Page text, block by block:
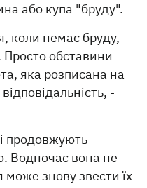
або купа "бруду".
коли немає бруду,
Просто обставини
яка розписана на
-
продовжують
Водночас вона не
знову звести їх